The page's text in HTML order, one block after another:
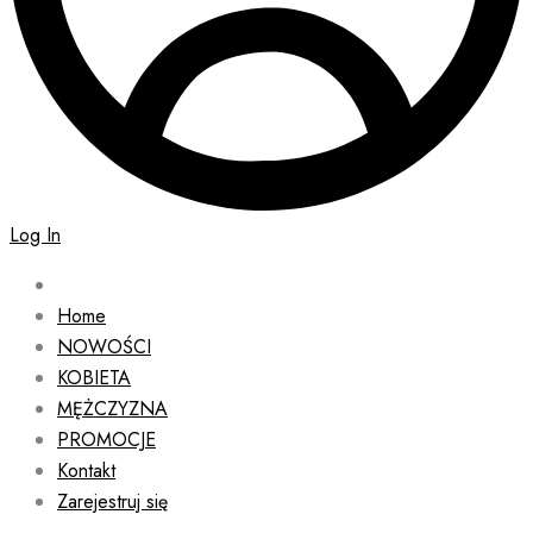
Log In
Home
NOWOŚCI
KOBIETA
MĘŻCZYZNA
PROMOCJE
Kontakt
Zarejestruj się